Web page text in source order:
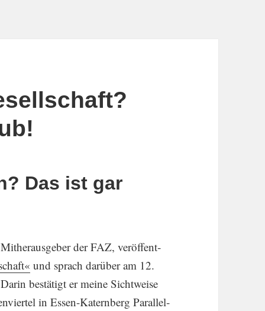
Das ist gar
der FAZ, veröffent­
und sprach darüber am 12.
bestä­tigt er meine Sicht­weise
in Essen-Katern­berg Paral­lel­